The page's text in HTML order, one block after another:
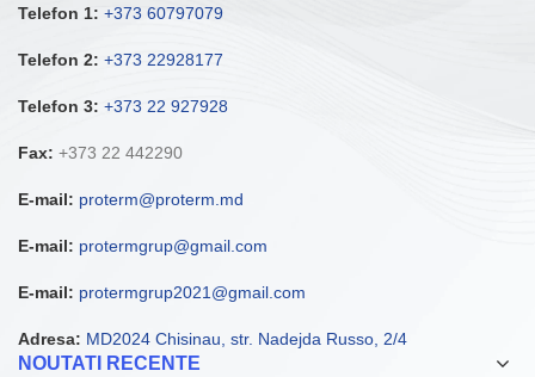
Telefon 1: +373 60797079
Telefon 2: +373 22928177
Telefon 3: +373 22 927928
Fax: +373 22 442290
E-mail: proterm@proterm.md
E-mail: protermgrup@gmail.com
E-mail: protermgrup2021@gmail.com
Adresa: MD2024 Chisinau, str. Nadejda Russo, 2/4
NOUTATI RECENTE